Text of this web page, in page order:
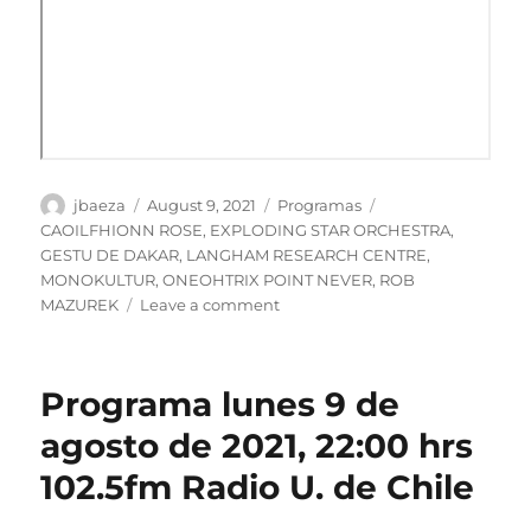
Author
jbaeza
Posted
on
August 9, 2021 Categories
Programas
CAOILFHIONN ROSE, EXPLODING STAR ORCHESTRA,
GESTU DE DAKAR, LANGHAM RESEARCH CENTRE,
MONOKULTUR,ONEOHTRIX POINT NEVER, ROB
MAZUREK
Leave a commenton
9
agosto
de
2021
Programa lunes 9 de
agosto de 2021, 22:00 hrs
102.5fm Radio U. de Chile